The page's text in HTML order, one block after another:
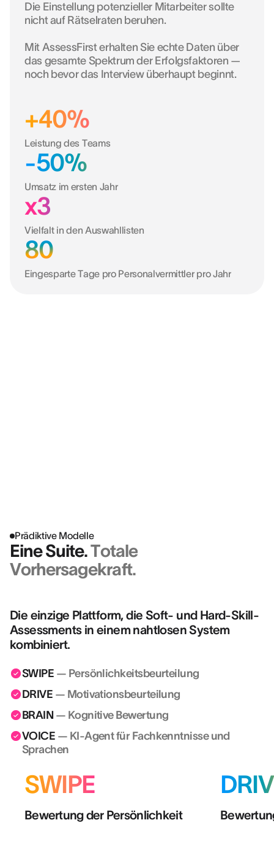
Die Einstellung potenzieller Mitarbeiter sollte
nicht auf Rätselraten beruhen.
Mit AssessFirst erhalten Sie echte Daten über
das gesamte Spektrum der Erfolgsfaktoren —
noch bevor das Interview überhaupt beginnt.
+40%
Leistung des Teams
-50%
Umsatz im ersten Jahr
x3
Vielfalt in den Auswahllisten
80
Eingesparte Tage pro Personalvermittler pro Jahr
Prädiktive Modelle
Eine Suite.Totale
Vorhersagekraft.
Die einzige Plattform, die Soft- und Hard-Skill-
Assessments in einem nahtlosen System
kombiniert.
SWIPE — Persönlichkeitsbeurteilung
DRIVE — Motivationsbeurteilung
BRAIN — Kognitive Bewertung
VOICE — KI-Agent für Fachkenntnisse und
Sprachen
SWIPE
Bewertung der Persönlichkeit